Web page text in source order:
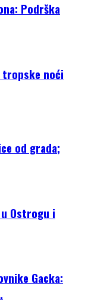
Podrška
noći
od grada;
Ostrogu i
Gacka: